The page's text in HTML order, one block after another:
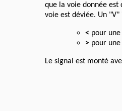
que la voie donnée
voie est déviée. Un
< pour
>pour une
Le signal est monté